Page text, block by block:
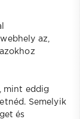
az,
mint eddig
Semelyik
és